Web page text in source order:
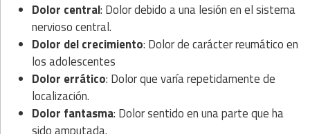
Dolor central: Dolor debido a una lesión en el sistema
nervioso central.
Dolor del crecimiento: Dolor de carácter reumático en
los adolescentes
Dolor errático: Dolor que varía repetidamente de
localización.
Dolor fantasma: Dolor sentido en una parte que ha